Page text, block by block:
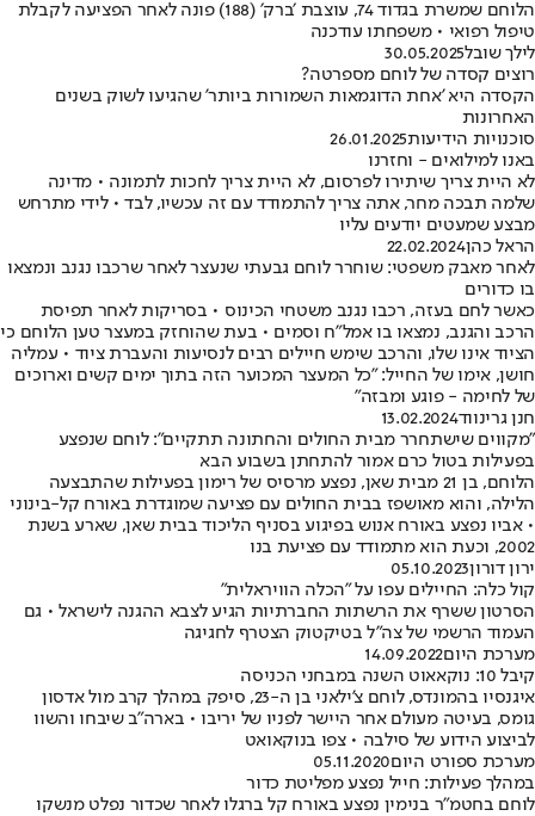
הלוחם שמשרת בגדוד 74, עוצבת ׳ברק׳ (188) פונה לאחר הפציעה לקבלת
טיפול רפואי • משפחתו עודכנה
לילך שובל30.05.2025
רוצים קסדה של לוחם מספרטה?
הקסדה היא 'אחת הדוגמאות השמורות ביותר' שהגיעו לשוק בשנים
האחרונות
סוכנויות הידיעות26.01.2025
באנו למילואים - וחזרנו
לא היית צריך שיתירו לפרסום, לא היית צריך לחכות לתמונה • מדינה
שלמה תבכה מחר, אתה צריך להתמודד עם זה עכשיו, לבד • לידי מתרחש
מבצע שמעטים יודעים עליו
הראל כהן22.02.2024
לאחר מאבק משפטי: שוחרר לוחם גבעתי שנעצר לאחר שרכבו נגנב ונמצאו
בו כדורים
כאשר לחם בעזה, רכבו נגנב משטחי הכינוס • בסריקות לאחר תפיסת
הרכב והגנב, נמצאו בו אמל"ח וסמים • בעת שהוחזק במעצר טען הלוחם כי
הציוד אינו שלו, והרכב שימש חיילים רבים לנסיעות והעברת ציוד • עמליה
חושן, אימו של החייל: "כל המעצר המכוער הזה בתוך ימים קשים וארוכים
של לחימה - פוגע ומבזה"
חנן גרינווד13.02.2024
"מקווים שישתחרר מבית החולים והחתונה תתקיים": לוחם שנפצע
בפעילות בטול כרם אמור להתחתן בשבוע הבא
הלוחם, בן 21 מבית שאן, נפצע מרסיס של רימון בפעילות שהתבצעה
הלילה, והוא מאושפז בבית החולים עם פציעה שמוגדרת באורח קל-בינוני
• אביו נפצע באורח אנוש בפיגוע בסניף הליכוד בבית שאן, שארע בשנת
2002, וכעת הוא מתמודד עם פציעת בנו
ירון דורון05.10.2023
קול כלה: החיילים עפו על "הכלה הוויראלית"
הסרטון ששרף את הרשתות החברתיות הגיע לצבא ההגנה לישראל • גם
העמוד הרשמי של צה"ל בטיקטוק הצטרף לחגיגה
מערכת היום14.09.2022
קיבל 10: נוקאאוט השנה במבחני הכניסה
איגנסיו בהמונדס, לוחם צ'ילאני בן ה-23, סיפק במהלך קרב מול אדסון
גומס, בעיטה מעולם אחר היישר לפניו של יריבו • בארה"ב שיבחו והשוו
לביצוע הידוע של סילבה • צפו בנוקאואט
מערכת ספורט היום05.11.2020
במהלך פעילות: חייל נפצע מפליטת כדור
לוחם בחטמ"ר בנימין נפצע באורח קל ברגלו לאחר שכדור נפלט מנשקו